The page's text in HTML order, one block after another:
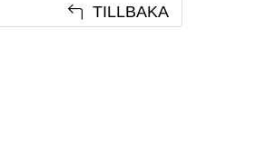
TILLBAKA